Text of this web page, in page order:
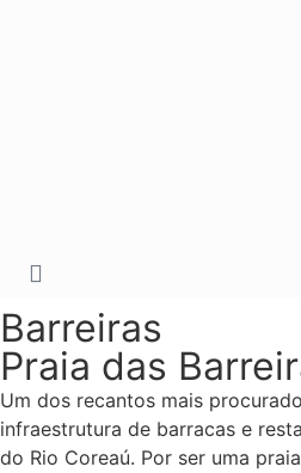
Barreiras
Praia das
Um dos recantos mais
infraestrutura de barracas e
do Rio Coreaú. Por ser uma